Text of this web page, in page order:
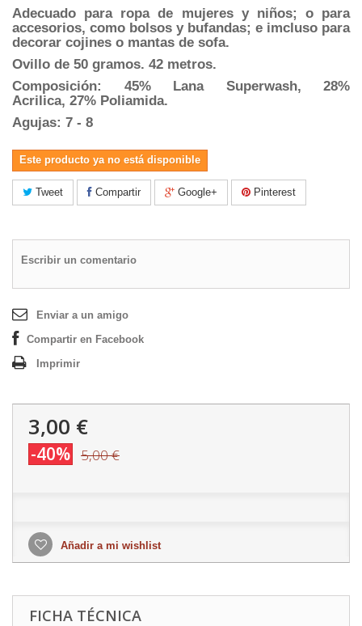
Adecuado para ropa de mujeres y niños; o para
accesorios, como bolsos y bufandas; e imcluso para
decorar cojines o mantas de sofa.
Ovillo de 50 gramos. 42 metros.
Composición: 45% Lana Superwash, 28%
Acrilica, 27% Poliamida.
Agujas: 7 - 8
Este producto ya no está disponible
Tweet Compartir Google+ Pinterest
Escribir un comentario
Enviar a un amigo
Compartir en Facebook
Imprimir
3,00 €
-40% 5,00 €
Añadir a mi wishlist
FICHA TÉCNICA